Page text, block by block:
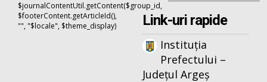
$journalContentUtil.getContent($group_id,
$footerContent.getArticleId(),
"", "$locale", $theme_display)
Link-uri rapide
Instituția
Prefectului –
Județul Argeș